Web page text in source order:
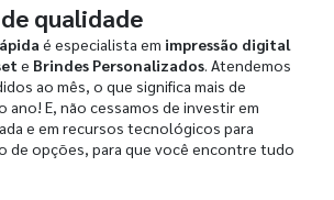
qualidade
é especialista em impressão digital
e Brindes Personalizados. Atendemos
ao mês, o que significa mais de
ano! E, não cessamos de investir em
e em recursos tecnológicos para
de opções, para que você encontre tudo